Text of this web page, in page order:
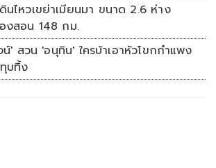
นไหวเขย่าเมียนมา ขนาด 2.6 ห่าง
งสอน 148 กม.
น์' สวน 'อนุทิน' ใครบ้าเอาหัวโขกกำแพง
บทิ้ง